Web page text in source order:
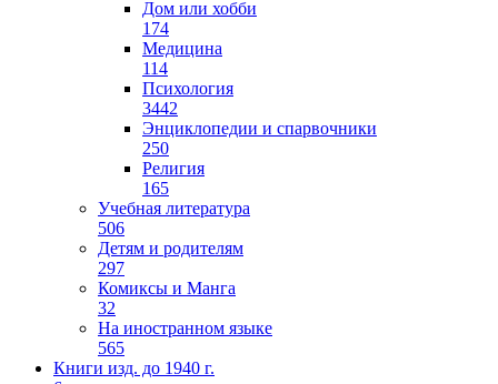
Дом или хобби
174
Медицина
114
Психология
3442
Энциклопедии и спарвочники
250
Религия
165
Учебная литература
506
Детям и родителям
297
Комиксы и Манга
32
На иностранном языке
565
Книги изд. до 1940 г.